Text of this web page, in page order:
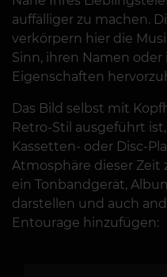
auffälliger zu machen.
verkörpern hier die
Sinn, ihren Namen
Eigenschaften
Das Bild selbst mit
Retro-Stil ausgeführt
Kassetten- oder Disc-
Atmosphäre dieser Zeit
ein Tonbandgerät,
darstellen und auch
Entourage hinzufügen: